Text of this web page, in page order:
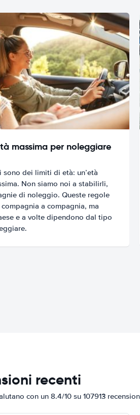
massima per noleggiare
dei limiti di età: un’età
Non siamo noi a stabilirli,
di noleggio. Queste regole
a compagnia, ma
e a volte dipendono dal tipo
recenti
con un 8.4/10 su 107913